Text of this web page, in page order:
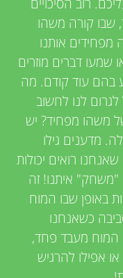
שבו קורה משהו
מפחידים אותנו
דברים מוזרים
בהם עוד קודם. מה
לנו לחשוב
משהו מפחיד? יש
מדענים גילו
רואים יכולות
איתנו! זה
באופן שבו המוח
כשאנחנו
המוח מעבד פחד,
אפילו להרגיש